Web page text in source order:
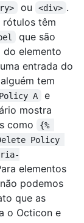
ou <div> .
rótulos têm
que são
elemento
entrada do
tem
Policy A e
mostra
como
{%
Policy
elementos
podemos
que as
o Octicon e